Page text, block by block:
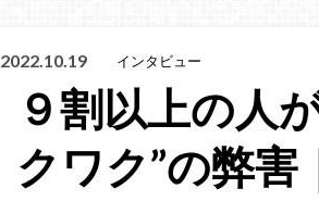
2022.10.19 インタビュー
９割以上の人
クワク”の弊